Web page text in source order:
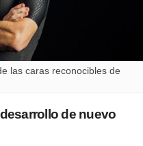
las caras reconocibles de
de nuevo